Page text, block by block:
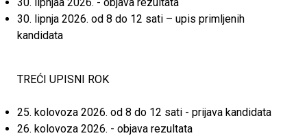
š
o
v
30. lipnja 2026. od 8 do 12 sati – upis primljenih
kandidata
TREĆI UPISNI ROK
25. kolovoza 2026. od 8 do 12 sati - prijava kandidata
26. kolovoza 2026. - objava rezultata